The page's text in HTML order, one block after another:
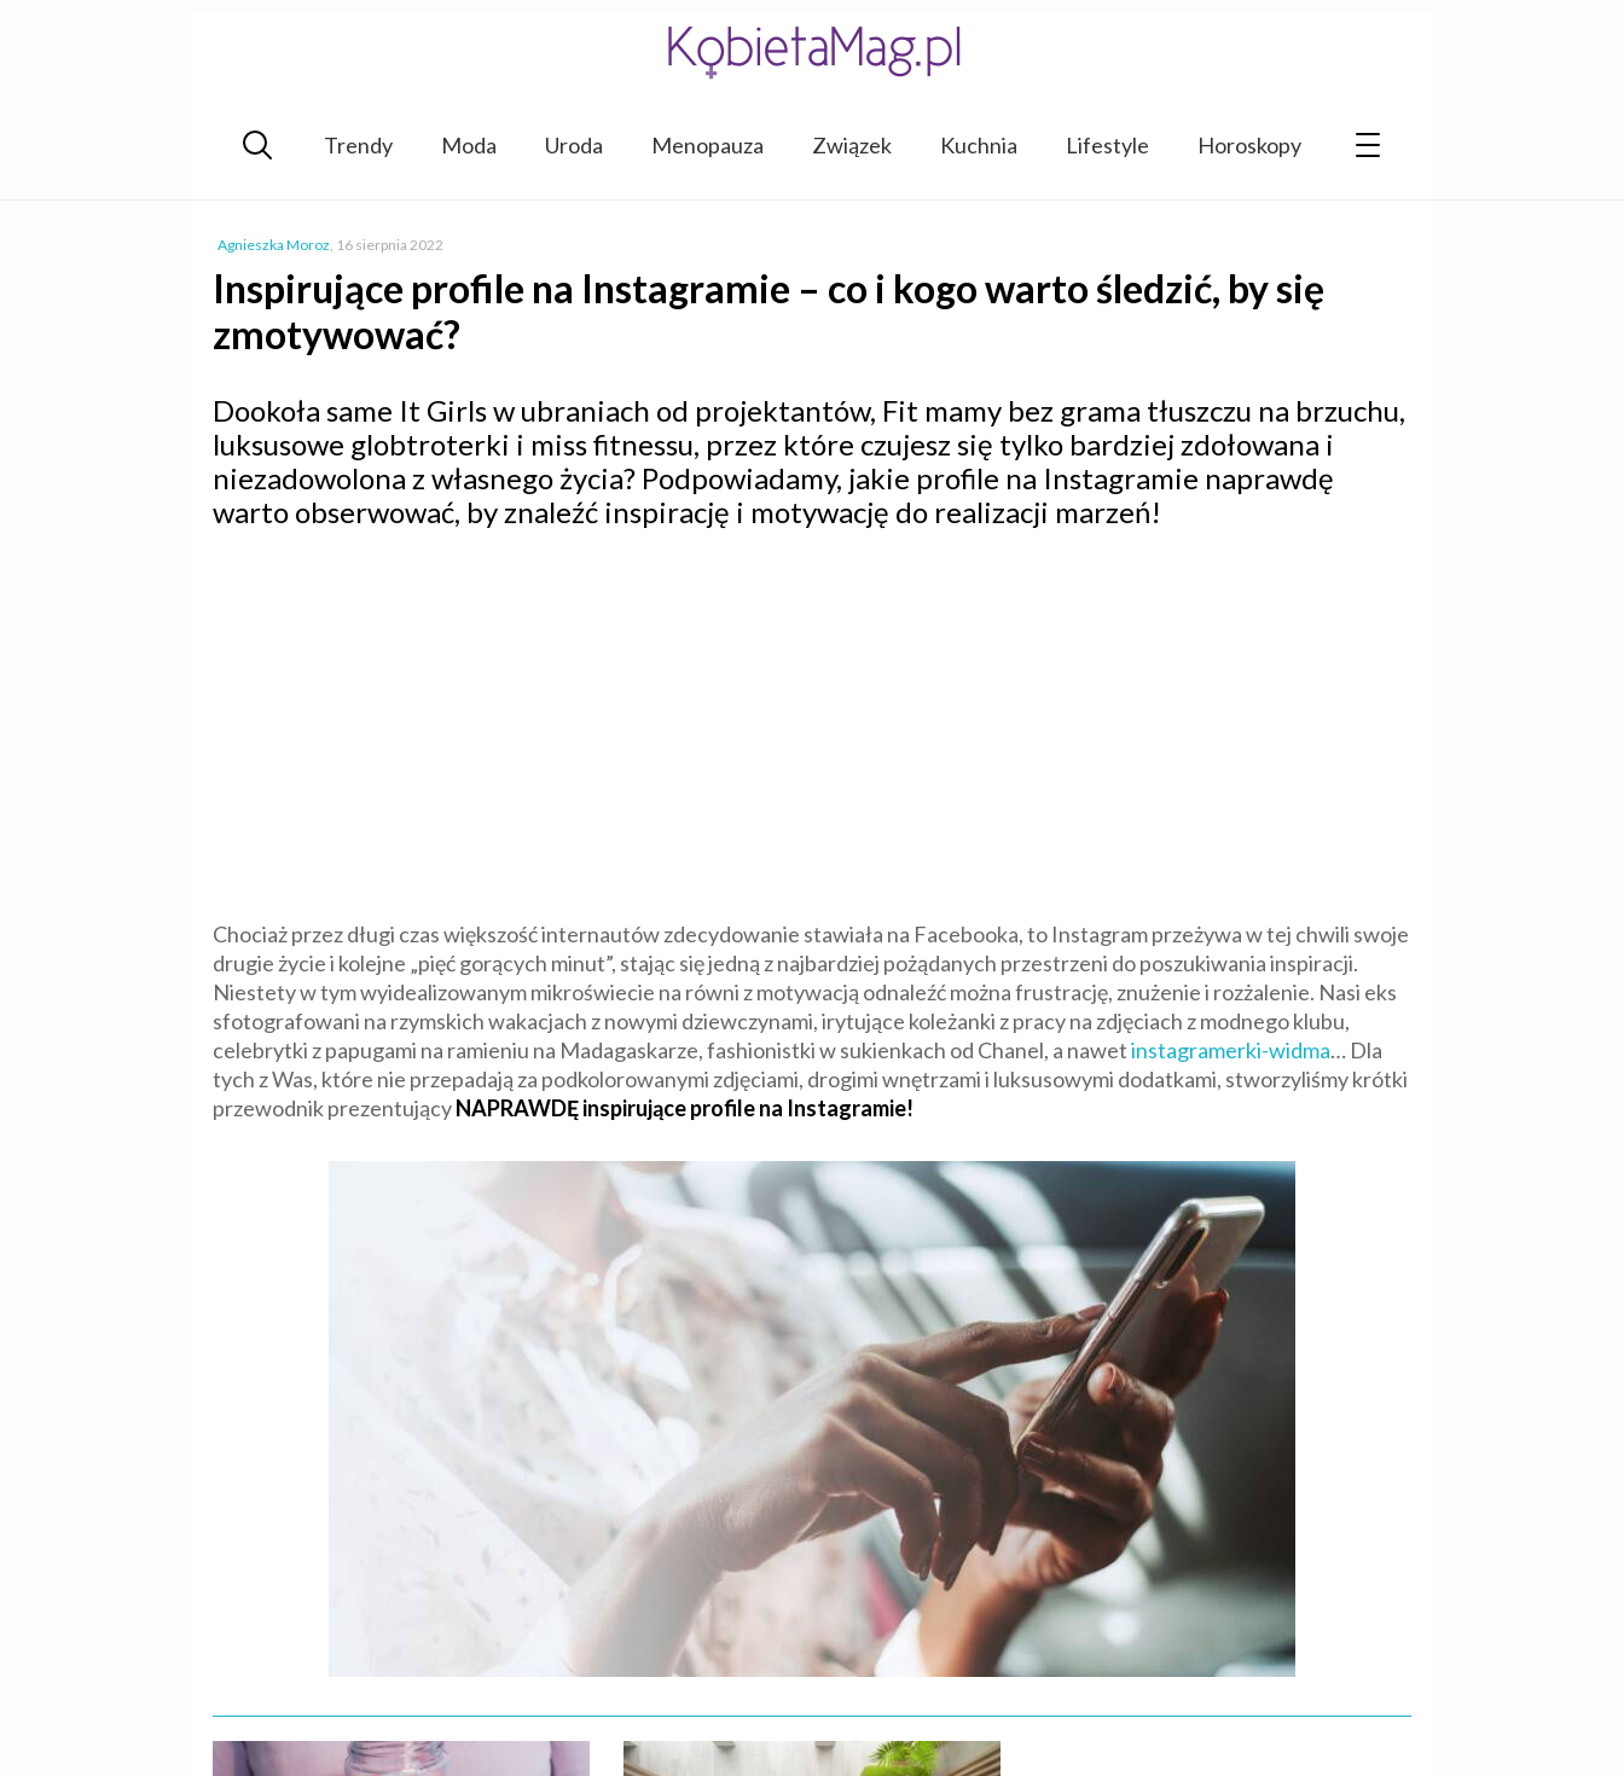
Trendy Moda Uroda Menopauza Związek Kuchnia Lifestyle Horoskopy
Agnieszka Moroz, 16 sierpnia 2022
Inspirujące profile na Instagramie – co i kogo warto śledzić, by się
zmotywować?
Dookoła same It Girls w ubraniach od projektantów, Fit mamy bez grama tłuszczu na brzuchu,
luksusowe globtroterki i miss fitnessu, przez które czujesz się tylko bardziej zdołowana i
niezadowolona z własnego życia? Podpowiadamy, jakie profile na Instagramie naprawdę
warto obserwować, by znaleźć inspirację i motywację do realizacji marzeń!
Chociaż przez długi czas większość internautów zdecydowanie stawiała na Facebooka, to Instagram przeżywa w tej chwili swoje
drugie życie i kolejne „pięć gorących minut”, stając się jedną z najbardziej pożądanych przestrzeni do poszukiwania inspiracji.
Niestety w tym wyidealizowanym mikroświecie na równi z motywacją odnaleźć można frustrację, znużenie i rozżalenie. Nasi eks
sfotografowani na rzymskich wakacjach z nowymi dziewczynami, irytujące koleżanki z pracy na zdjęciach z modnego klubu,
celebrytki z papugami na ramieniu na Madagaskarze, fashionistki w sukienkach od Chanel, a nawetinstagramerki-widma… Dla
tych z Was, które nie przepadają za podkolorowanymi zdjęciami, drogimi wnętrzami i luksusowymi dodatkami, stworzyliśmy krótki
przewodnik prezentującyNAPRAWDĘ inspirujące profile na Instagramie!